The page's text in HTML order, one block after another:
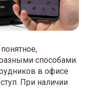
способами.
в офисе
При наличии